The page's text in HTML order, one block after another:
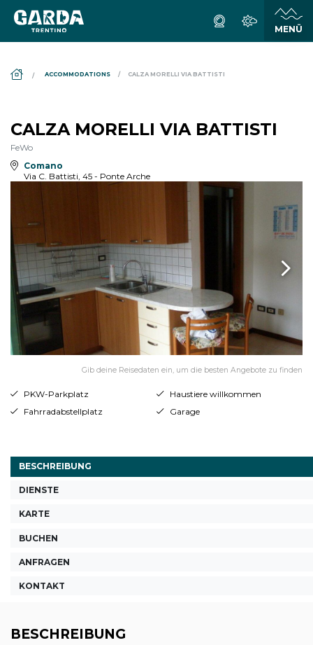
ACCOMMODATIONS CALZA MORELLI VIA BATTISTI
CALZA MORELLI VIA BATTISTI
FeWo
Comano
Via C. Battisti, 45 - Ponte Arche
Gib deine Reisedaten ein, um die besten Angebote zu finden
PKW-Parkplatz
Haustiere willkommen
Fahrradabstellplatz
Garage
BESCHREIBUNG
DIENSTE
KARTE
BUCHEN
ANFRAGEN
KONTAKT
BESCHREIBUNG